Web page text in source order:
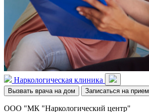
Наркологическая клиника
Вызвать врача на дом Записаться на прием
ООО "МК "Наркологический центр"